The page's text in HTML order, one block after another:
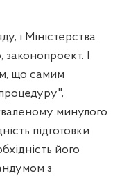
і Міністерства
І
що самим
минулого
підготовки
його
з